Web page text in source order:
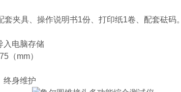
夹具、操作说明书1份、打印纸1卷、配套砝码。
入电脑存储
（mm）
终身维护